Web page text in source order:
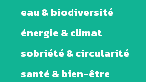
eau & biodiversité
énergie & climat
sobriété & circularité
santé & bien-être